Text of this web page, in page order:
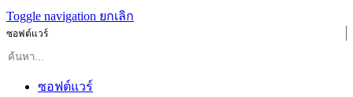
Toggle navigation ยกเลิก
ซอฟต์แวร์
ซอฟต์แวร์